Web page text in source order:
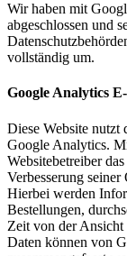
Wir haben mit
abgeschlossen und
vollständig um.
Google Analytics
Diese Website nutzt
Google Analytics.
Websitebetreiber
Verbesserung
Hierbei werden
Bestellungen,
Zeit von der Ansicht
Daten können von